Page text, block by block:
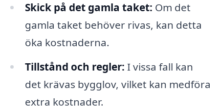
Skick på det gamla taket: Om det
gamla taket behöver rivas, kan detta
öka kostnaderna.
Tillstånd och regler: I vissa fall kan
det krävas bygglov, vilket kan medföra
extra kostnader.